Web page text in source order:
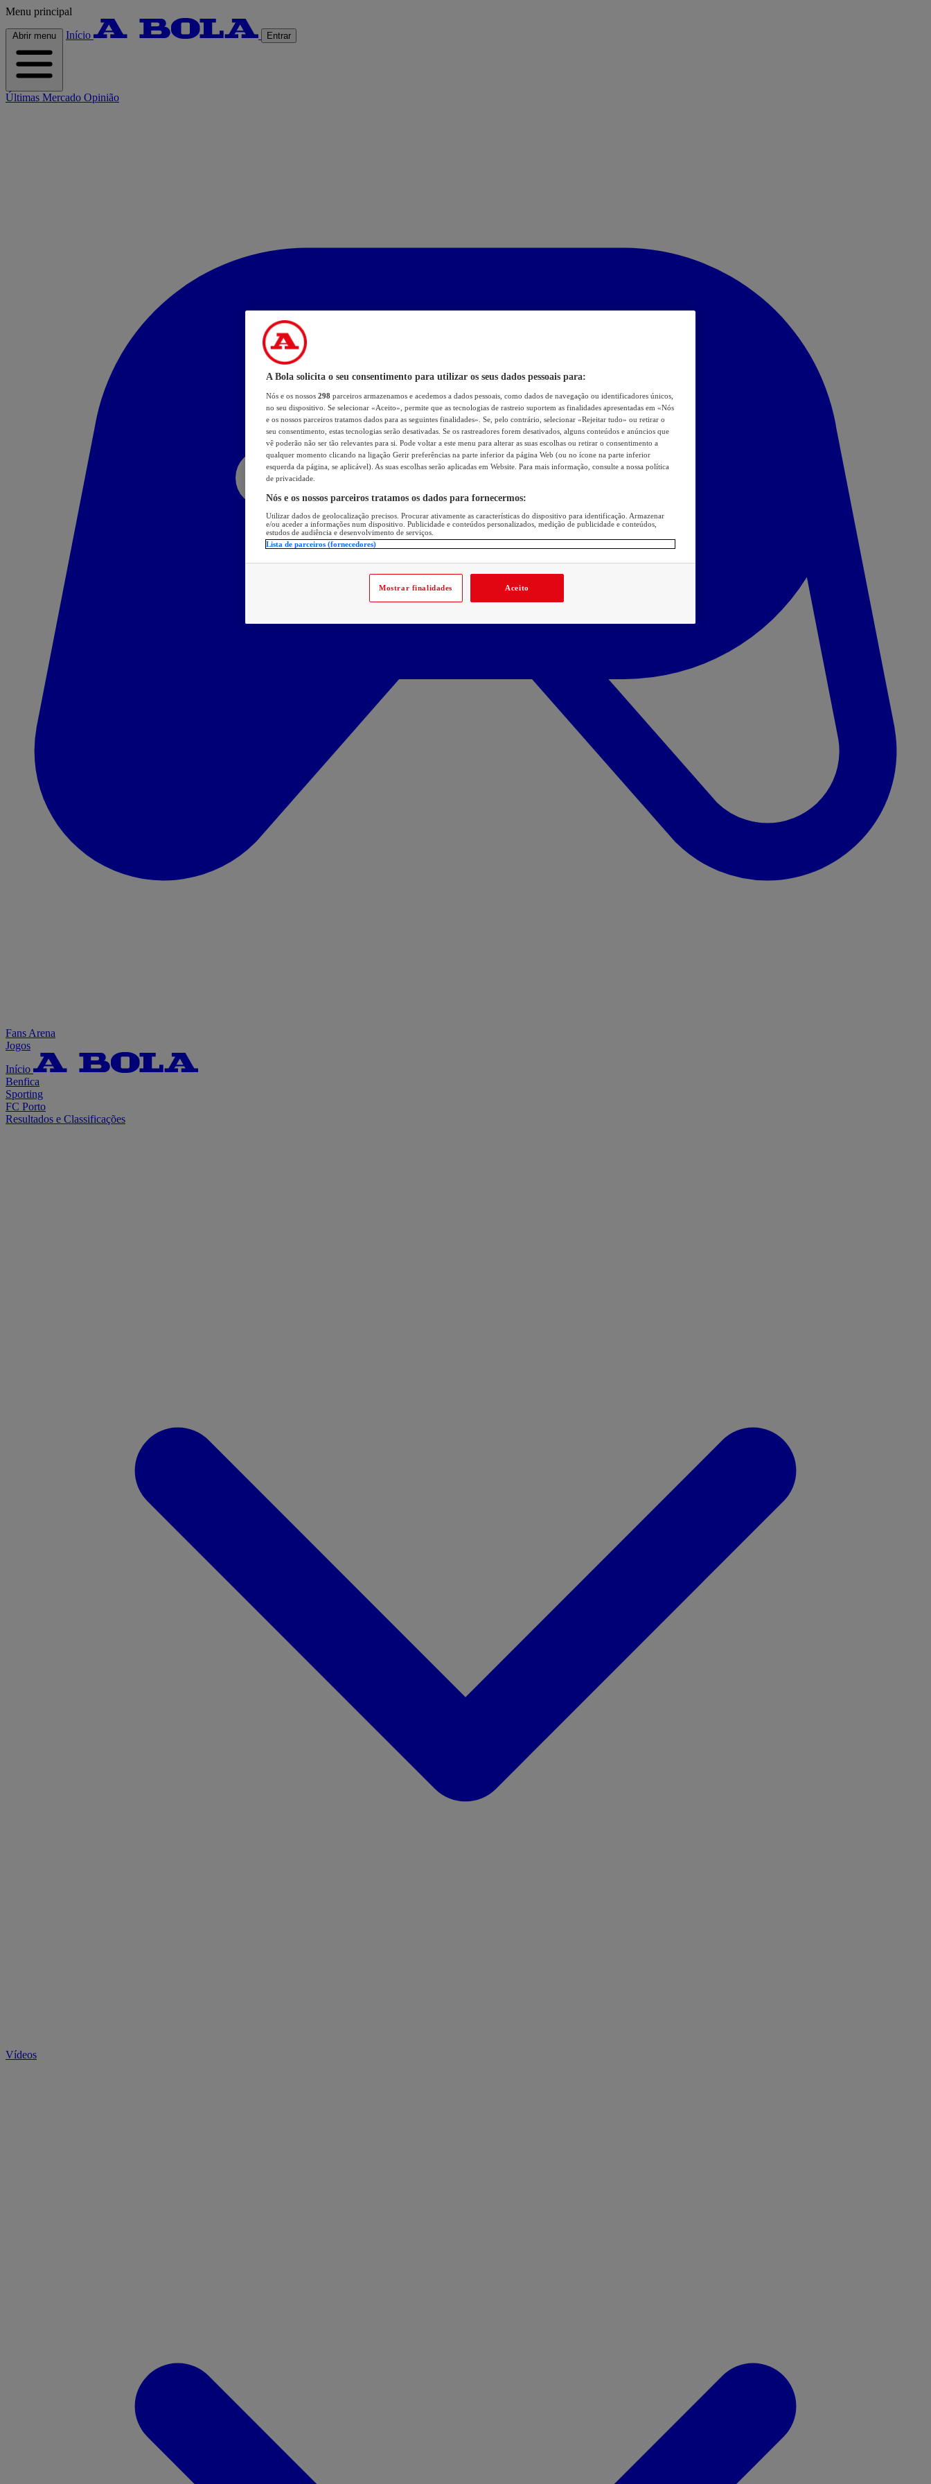
Menu principal
Abrir menu Início Entrar
Últimas Mercado Opinião
Fans Arena
Jogos
Início
Benfica
Sporting
FC Porto
Resultados e Classificações
Vídeos
A Bola solicita o seu consentimento para utilizar os seus dados pessoais para:
Nós e os nossos 298 parceiros armazenamos e acedemos a dados pessoais, como dados de navegação ou identificadores únicos,
no seu dispositivo. Se selecionar «Aceito», permite que as tecnologias de rastreio suportem as finalidades apresentadas em «Nós
e os nossos parceiros tratamos dados para as seguintes finalidades». Se, pelo contrário, selecionar «Rejeitar tudo» ou retirar o
seu consentimento, estas tecnologias serão desativadas. Se os rastreadores forem desativados, alguns conteúdos e anúncios que
vê poderão não ser tão relevantes para si. Pode voltar a este menu para alterar as suas escolhas ou retirar o consentimento a
qualquer momento clicando na ligação Gerir preferências na parte inferior da página Web (ou no ícone na parte inferior
esquerda da página, se aplicável). As suas escolhas serão aplicadas em Website. Para mais informação, consulte a nossa política
de privacidade.
Nós e os nossos parceiros tratamos os dados para fornecermos:
Utilizar dados de geolocalização precisos. Procurar ativamente as características do dispositivo para identificação. Armazenar
e/ou aceder a informações num dispositivo. Publicidade e conteúdos personalizados, medição de publicidade e conteúdos,
estudos de audiência e desenvolvimento de serviços.
Lista de parceiros (fornecedores)
Mostrar finalidades Aceito